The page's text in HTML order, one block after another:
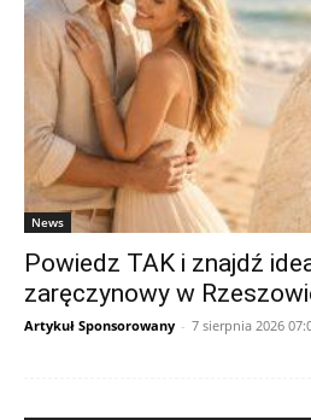
News
Powiedz TAK i znajdź
zaręczynowy w
Artykuł Sponsorowany - 7 sierpnia 2026